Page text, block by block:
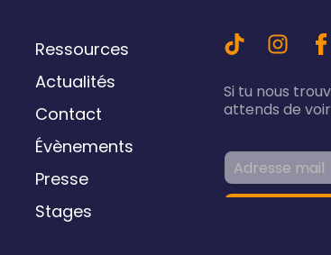
Ressources
Actualités
Contact
Évènements
Presse
Stages
Si tu nous
attends de